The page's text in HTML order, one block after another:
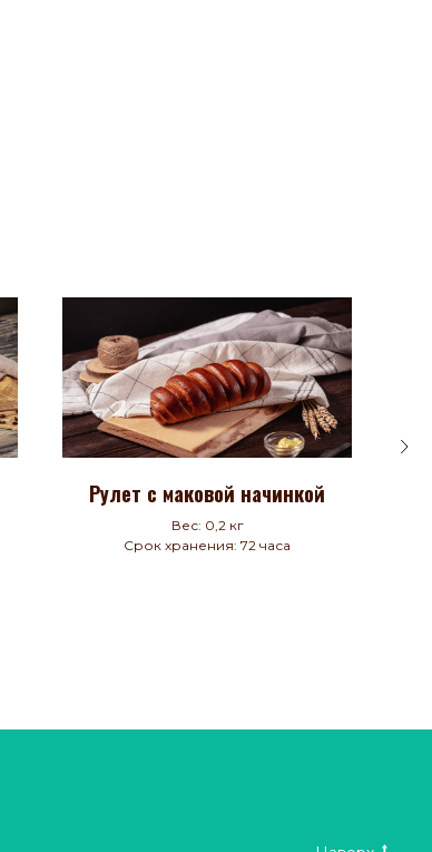
Рулет с маковой начинкой
Вес: 0,2 кг
Срок хранения: 72 часа